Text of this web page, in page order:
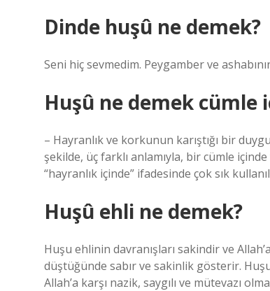
Dinde huşû ne demek?
Seni hiç sevmedim. Peygamber ve
Huşû ne demek cümle
– Hayranlık ve korkunun karıştığı bir
şekilde, üç farklı anlamıyla, bir cümle
“hayranlık içinde” ifadesinde çok sık
Huşû ehli ne demek?
Huşu ehlinin davranışları sakindir ve
düştüğünde sabır ve sakinlik gösterir.
Allah’a karşı nazik, saygılı ve mütevazı